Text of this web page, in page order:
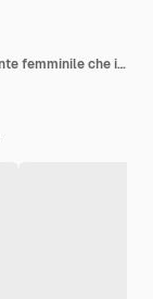
Mani spalancate confuse giovane insegnante femminile che indossa occhiali punta alla lavagna con puntatore seduto alla scrivania con strumenti scolastici in classe